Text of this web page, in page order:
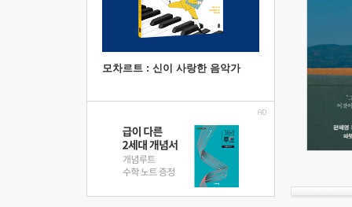
모차르트 : 신이 사랑한 음악가